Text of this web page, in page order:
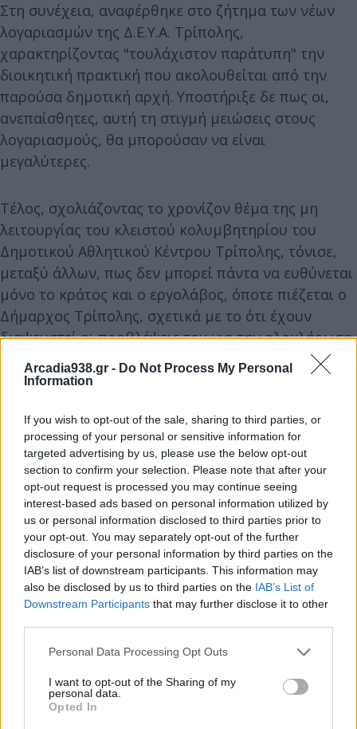
Arcadia938.gr - Do Not Process My Personal
Information
If you wish to opt-out of the sale, sharing to third parties, or
processing of your personal or sensitive information for
targeted advertising by us, please use the below opt-out
section to confirm your selection. Please note that after your
opt-out request is processed you may continue seeing
interest-based ads based on personal information utilized by
us or personal information disclosed to third parties prior to
your opt-out. You may separately opt-out of the further
disclosure of your personal information by third parties on the
IAB’s list of downstream participants. This information may
also be disclosed by us to third parties on the IAB’s List of
Downstream Participants that may further disclose it to other
Personal Data Processing Opt Outs
I want to opt-out of the Sharing of my
personal data.
Opted In
Στη συνέχεια, αναφέρθηκε στο ζήτημα των νέων
λογαριασμών της Δ.Ε.Υ.Α. Τρίπολης,
χαρακτηρίζοντας "τουλάχιστον παράτυπη" την
διοικητική πρακτική που ακολουθείται από την
παρούσα δημοτική αρχή. Υποστήριξε δε πως οι,
ανεπαίσθητες, αυτή τη στιγμή μειώσεις στους
λογαριασμούς, θα μπορούσαν να είναι
μεγαλύτερες.
Τέλος, σχολιάζοντας το χρονίζον θέμα της μη
λειτουργίας του κλειστού κολυμβητηρίου του
Δημοτικού Αθλητικού Κέντρου Τρίπολης, τόνισε,
μεταξύ άλλων, πως δεν μπορεί πάντα να ευθύνεται
μόνο το κράτος και ο εργολάβος, όποτε πιέζεται ο
Δήμαρχος Τρίπολης, σχετικά με το ότι έχουν
διαψευστεί οι προβλέψεις του για την ολοκλήρωση
του έργου.
Ακούστε ολόκληρη τη συνέντευξη του κ. Σμυρνιώτη